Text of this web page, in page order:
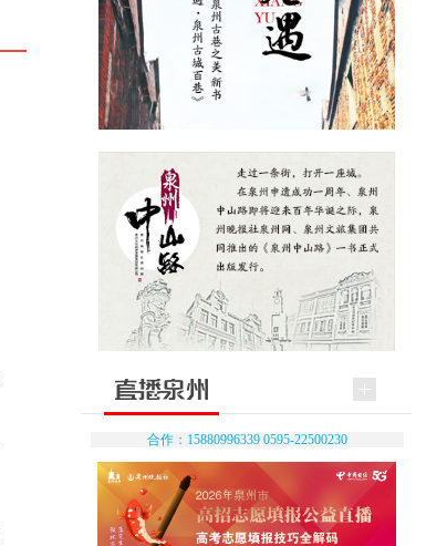
合作：15880996339 0595-22500230